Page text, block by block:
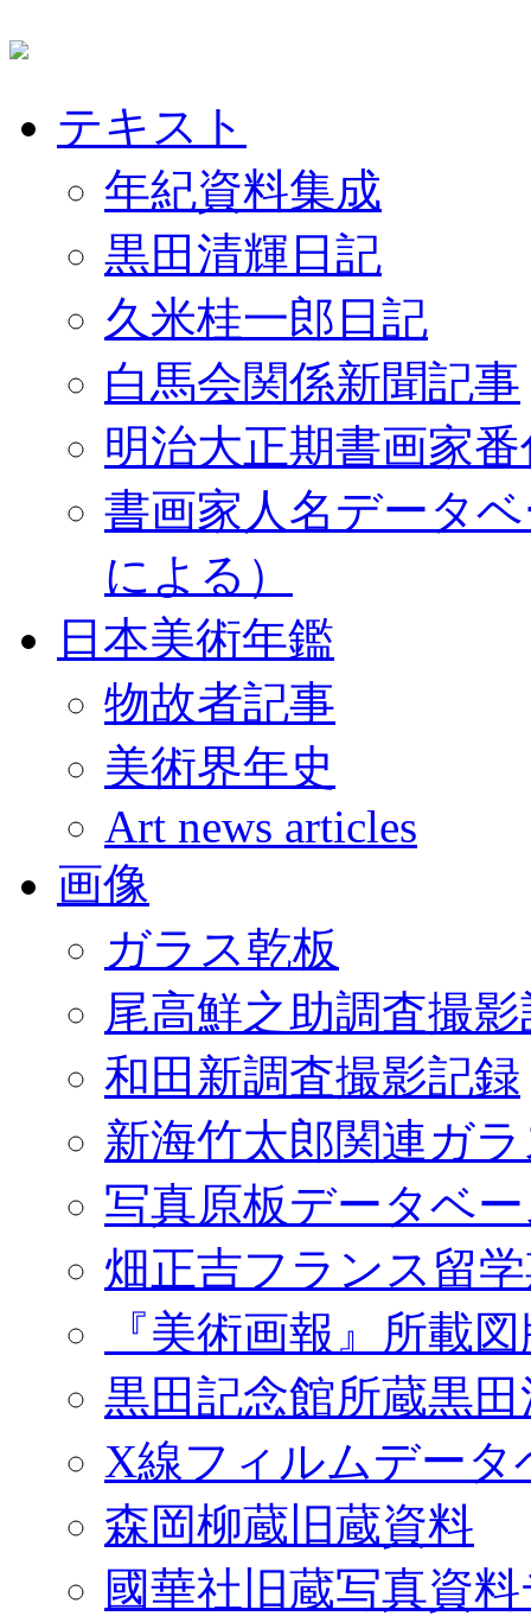
テキスト
年紀資料集成
黒田清輝日記
久米桂一郎日記
白馬会関係新聞記事
明治大正期書画家
書画家人名データ
による）
日本美術年鑑
物故者記事
美術界年史
Art news articles
画像
ガラス乾板
尾高鮮之助調査撮
和田新調査撮影記録
新海竹太郎関連ガ
写真原板データベ
畑正吉フランス留
『美術画報』所載
黒田記念館所蔵黒
X線フィルムデータ
森岡柳蔵旧蔵資料
國華社旧蔵写真資